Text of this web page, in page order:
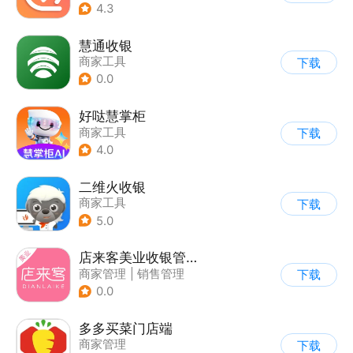
4.3
慧通收银
商家工具
0.0
下载
好哒慧掌柜
商家工具
4.0
下载
二维火收银
商家工具
5.0
下载
店来客美业收银管理软件
商家管理
销售管理
0.0
下载
多多买菜门店端
商家管理
下载